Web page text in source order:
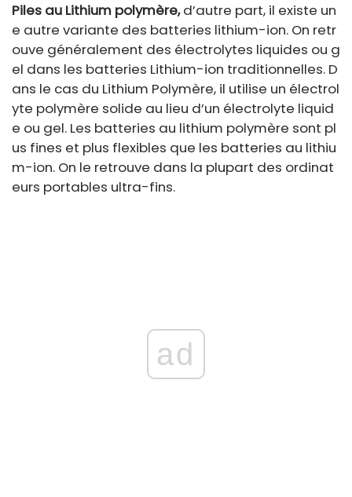
Piles au Lithium polymère,d’autre part, il existe un
e autre variante des batteries lithium-ion. On retr
ouve généralement des électrolytes liquides ou g
el dans les batteries Lithium-ion traditionnelles. D
ans le cas du Lithium Polymère, il utilise un électrol
yte polymère solide au lieu d’un électrolyte liquid
e ou gel. Les batteries au lithium polymère sont pl
us fines et plus flexibles que les batteries au lithiu
m-ion. On le retrouve dans la plupart des ordinat
eurs portables ultra-fins.
ad